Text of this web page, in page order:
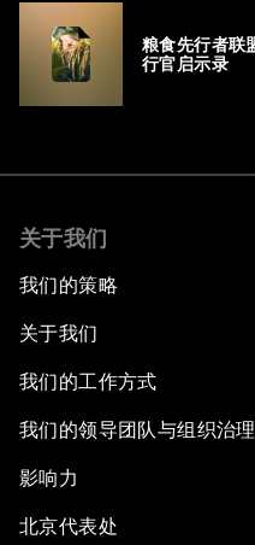
粮食先行者联
行官启示录
关于我们
我们的策略
关于我们
我们的工作方式
我们的领导团队与组织治理
影响力
北京代表处